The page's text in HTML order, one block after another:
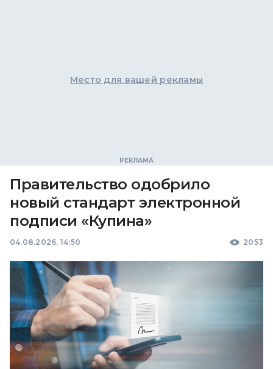
Место для вашей рекламы
Правительство одобрило
новый стандарт электронной
подписи «Купина»
04.08.2026, 14:50 2053